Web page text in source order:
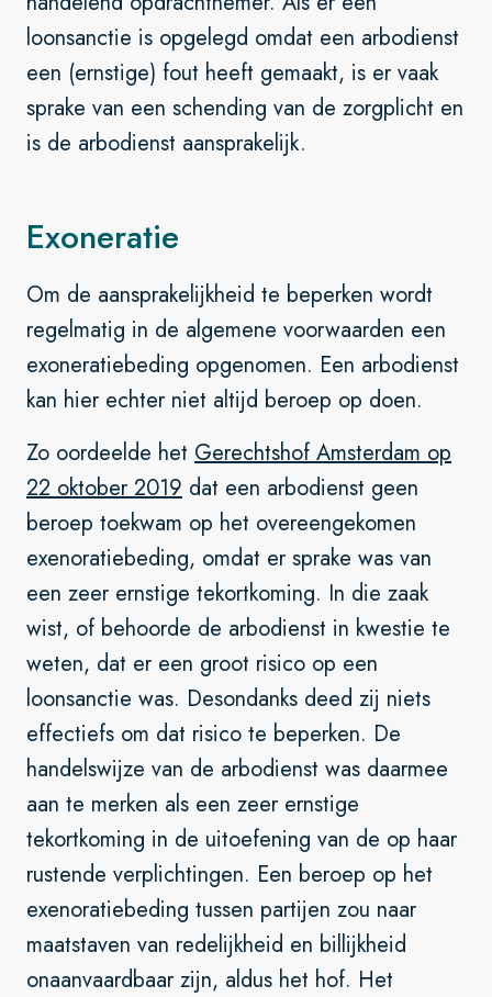
loonsanctie is opgelegd omdat een arbodienst
een (ernstige) fout heeft gemaakt, is er vaak
sprake van een schending van de zorgplicht en
is de arbodienst aansprakelijk.
Exoneratie
Om de aansprakelijkheid te beperken wordt
regelmatig in de algemene voorwaarden een
exoneratiebeding opgenomen. Een arbodienst
kan hier echter niet altijd beroep op doen.
Zo oordeelde het Gerechtshof Amsterdam op
22 oktober 2019 dat een arbodienst geen
beroep toekwam op het overeengekomen
exenoratiebeding, omdat er sprake was van
een zeer ernstige tekortkoming. In die zaak
wist, of behoorde de arbodienst in kwestie te
weten, dat er een groot risico op een
loonsanctie was. Desondanks deed zij niets
effectiefs om dat risico te beperken. De
handelswijze van de arbodienst was daarmee
aan te merken als een zeer ernstige
tekortkoming in de uitoefening van de op haar
rustende verplichtingen. Een beroep op het
exenoratiebeding tussen partijen zou naar
maatstaven van redelijkheid en billijkheid
onaanvaardbaar zijn, aldus het hof. Het